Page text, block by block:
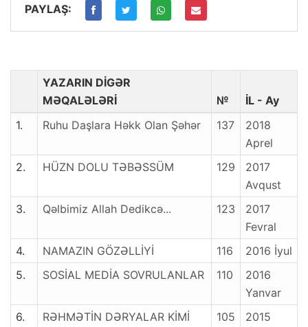
PAYLAŞ:
YAZARIN DİGƏR
MƏQALƏLƏRİ
№
İL - Ay
1.
Ruhu Daşlara Həkk Olan Şəhər 137
2018
Aprel
2.
HÜZN DOLU TƏBƏSSÜM 129
2017
Avqust
3.
Qəlbimiz Allah Dedikcə... 123
2017
Fevral
4.
NAMAZIN GÖZƏLLİYİ 116
2016 İyul
5.
SOSİAL MEDİA SOVRULANLAR 110
2016
Yanvar
6.
RƏHMƏTİN DƏRYALAR KİMİ
105
2015